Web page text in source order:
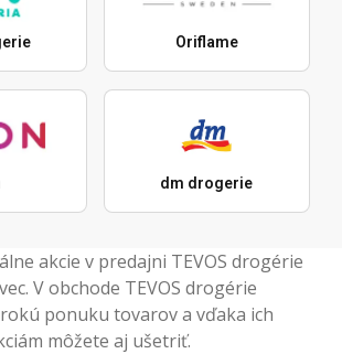
Oriflame
dm drogerie
akcie v predajni TEVOS drogérie
V obchode TEVOS drogérie
ponuku tovarov a vďaka ich
môžete aj ušetriť.